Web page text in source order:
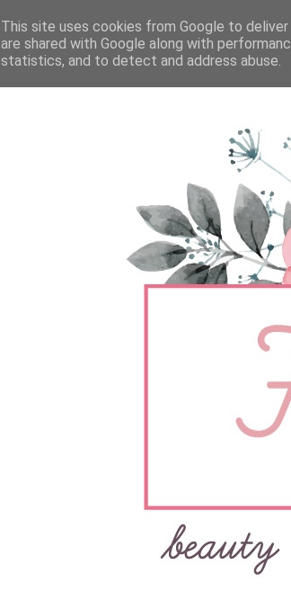
TERMÉKTESZTEK BŐRÁPOLÁS
This site uses cookies from Google to
are shared with Google along with
statistics, and to detect and address abuse.